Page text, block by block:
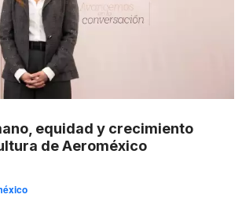
equidad y crecimiento
de Aeroméxico